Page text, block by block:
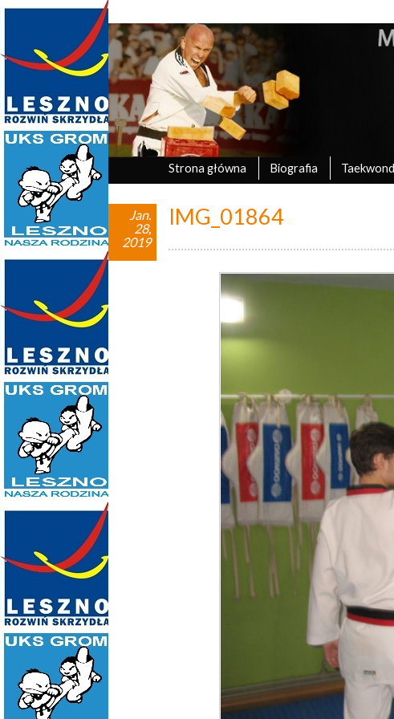
Marek Tyczyński –
oficjalna strona UKS Grom Leszno
Strona główna Biografia
IMG_01864
Jan.
28,
2019